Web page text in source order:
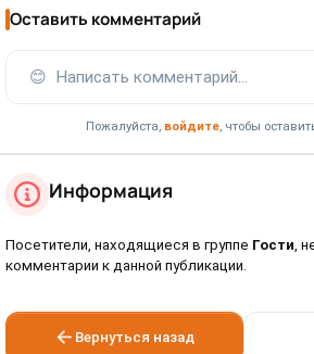
Оставить комментарий
😊 Написать комментарий...
Пожалуйста, войдите, чтобы
Информация
Посетители, находящиеся в группе Гости ,
комментарии к данной публикации.
Вернуться назад